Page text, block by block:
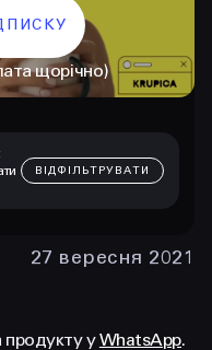
ВІДФІЛЬТРУВАТИ
щорічно)
27 вересня 2021
продукту уWhatsApp.